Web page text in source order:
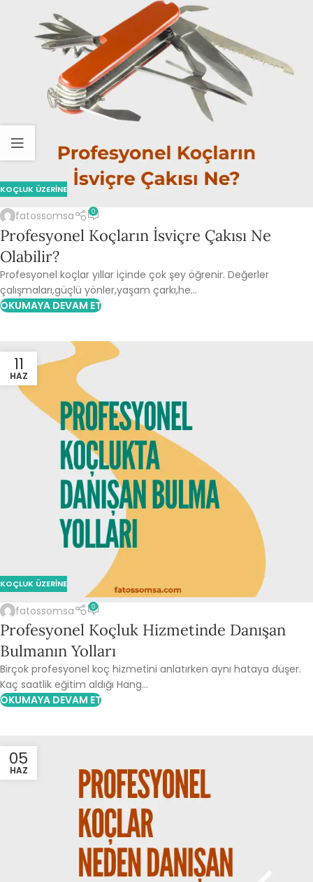
KOÇLUK ÜZERINE
fatossomsa 0
Profesyonel Koçların İsviçre Çakısı Ne
Olabilir?
Profesyonel koçlar yıllar içinde çok şey öğrenir. Değerler
çalışmaları,güçlü yönler,yaşam çarkı,he...
OKUMAYA DEVAM ET
11
HAZ
KOÇLUK ÜZERINE
fatossomsa 0
Profesyonel Koçluk Hizmetinde Danışan
Bulmanın Yolları
Birçok profesyonel koç hizmetini anlatırken aynı hataya düşer.
Kaç saatlik eğitim aldığı Hang...
OKUMAYA DEVAM ET
05
HAZ